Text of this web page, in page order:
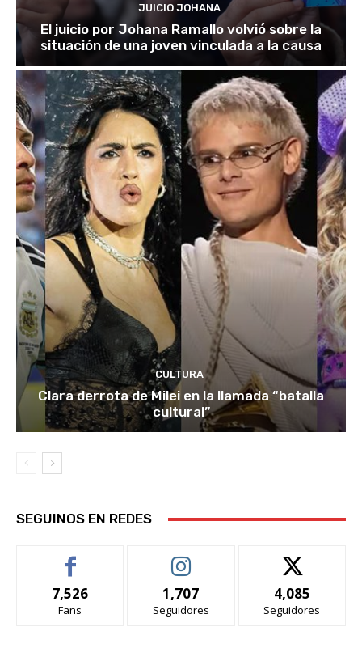
JUICIO JOHANA
El juicio por Johana Ramallo volvió sobre la
situación de una joven vinculada a la causa
CULTURA
Clara derrota de Milei en la llamada “batalla
cultural”
SEGUINOS EN REDES
7,526
Fans
1,707
Seguidores
4,085
Seguidores